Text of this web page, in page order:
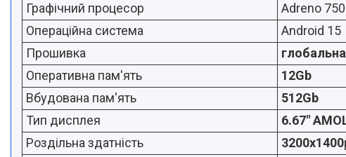
Графічний процесор
Adreno 750
Операційна система
Android 15
Прошивка
глобальна
Оперативна пам'ять
12Gb
Вбудована пам'ять
512Gb
Тип дисплея
6.67"
Роздільна здатність
3200x1400